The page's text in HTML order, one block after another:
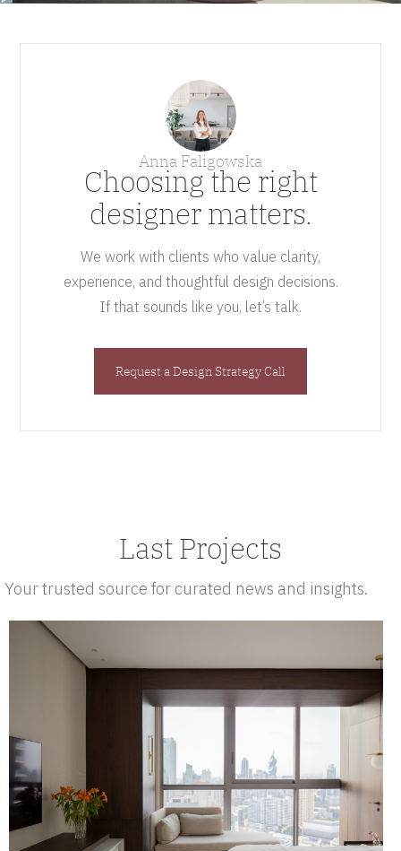
Anna Faligowska
Choosing the right
designer matters.
We work with clients who value clarity,
experience, and thoughtful design decisions.
If that sounds like you, let’s talk.
Request a Design Strategy Call
Last Projects
Your trusted source for curated news and insights.